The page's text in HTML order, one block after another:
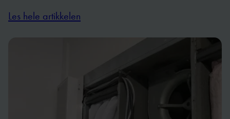
Les hele artikkelen